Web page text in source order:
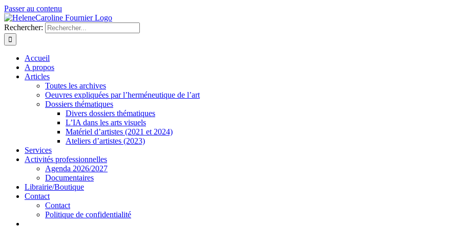
Passer au contenu
Rechercher:
Accueil
A propos
Articles
Toutes les archives
Oeuvres expliquées par l’herméneutique de l’art
Dossiers thématiques
Divers dossiers thématiques
L’IA dans les arts visuels
Matériel d’artistes (2021 et 2024)
Ateliers d’artistes (2023)
Services
Activités professionnelles
Agenda 2026/2027
Documentaires
Librairie/Boutique
Contact
Contact
Politique de confidentialité